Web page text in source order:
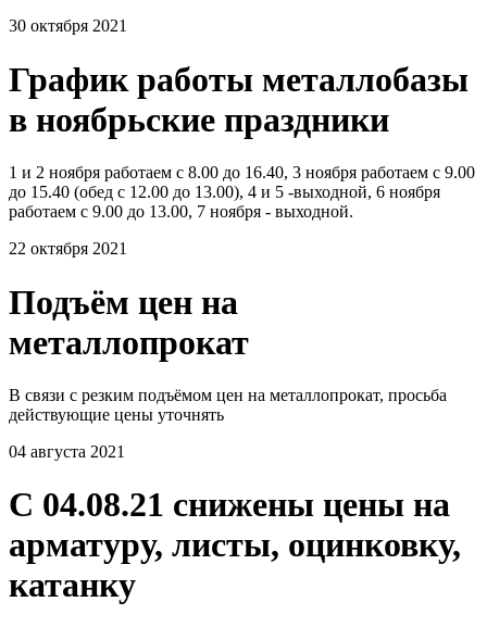
30 октября 2021
График работы металлобазы
в ноябрьские праздники
1 и 2 ноября работаем с 8.00 до 16.40, 3 ноября работаем с 9.00
до 15.40 (обед с 12.00 до 13.00), 4 и 5 -выходной, 6 ноября
работаем с 9.00 до 13.00, 7 ноября - выходной.
22 октября 2021
Подъём цен на
металлопрокат
В связи с резким подъёмом цен на металлопрокат, просьба
действующие цены уточнять
04 августа 2021
С 04.08.21 снижены цены на
арматуру, листы, оцинковку,
катанку